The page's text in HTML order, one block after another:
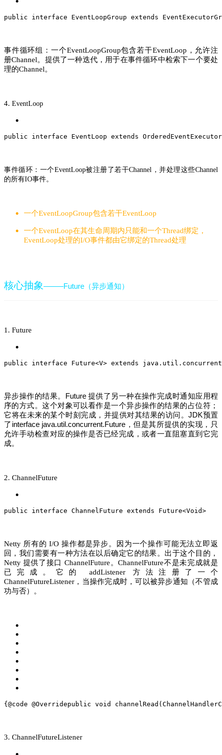
public interface EventLoopGroup extends
事件循环组：一个EventLoopGroup包含若干EventLoop，允许注
册Channel。提供了一种迭代，用于在事件循环中检索下一个要处
理的Channel。
4. EventLoop
public interface EventLoop extends OrderedEventExecutor
事件循环：一个EventLoop被注册了若干Channel ，并处理这些Channel
的所有IO事件。
一个EventLoopGroup包含若干EventLoop
一个EventLoop在其生命周期内只能和一个Thread绑定，
EventLoop处理的I/O事件都由它绑定的Thread处理
核心抽象——Future （异步通知）
1. Future
public interface Future<V> extends java . util . concurrent
异步操作的结果。Future 提供了另一种在操作完成时通知应用程
序的方式。这个对象可以看作是一个异步操作的结果的占位符；
它将在未来的某个时刻完成，并提供对其结果的访问。JDK预置
了interface java.util.concurrent.Future，但是其所提供的实现，只
允许手动检查对应的操作是否已经完成，或者一直阻塞直到它完
成。
2. ChannelFuture
public interface ChannelFuture extends Future<Void>
Netty 所有的 I/O 操作都是异步。因为一个操作可能无法立即返
回，我们需要有一种方法在以后确定它的结果。出于这个目的，
Netty 提供了接口 ChannelFuture。ChannelFuture不是未完成就是
已完成。它的 addListener 方法注册了一个
ChannelFutureListener，当操作完成时，可以被异步通知（不管成
功与否）。
{ @code @Overridepublic void channelRead
3. ChannelFutureListener